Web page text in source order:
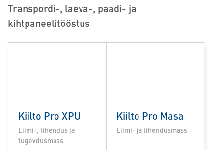
Transpordi-, laeva-, paadi- ja
kihtpaneelitööstus
Kiilto Pro XPU
Liimi-, tihendus ja
tugevdusmass
Kiilto Pro Masa
Liimi- ja tihendusmass